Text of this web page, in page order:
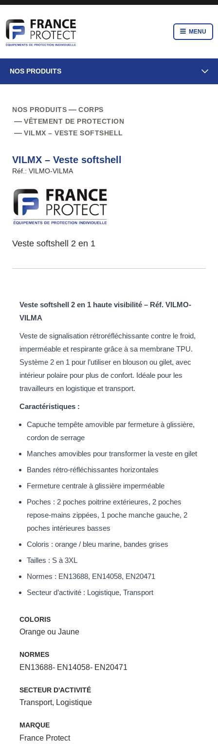
MENU
NOS PRODUITS
NOS PRODUITS
CORPS
VÊTEMENT DE PROTECTION
VILMX – VESTE SOFTSHELL
VILMX – Veste softshell
Réf.: VILMO-VILMA
Veste softshell 2 en 1
Veste softshell 2 en 1 haute visibilité – Réf. VILMO-
VILMA
Veste de signalisation rétroréfléchissante contre le froid,
imperméable et respirante grâce à sa membrane TPU.
Système 2 en 1 pour l’utiliser en blouson ou gilet, avec
intérieur polaire pour plus de confort. Idéale pour les
travailleurs en logistique et transport.
Caractéristiques :
Capuche tempête amovible par fermeture à glissière,
cordon de serrage
Manches amovibles pour transformer la veste en gilet
Bandes rétro-réfléchissantes horizontales
Fermeture centrale à glissière imperméable
Poches : 2 poches poitrine extérieures, 2 poches
repose-mains zippées, 1 poche manche gauche, 2
poches intérieures basses
Coloris : orange / bleu marine, bandes grises
Tailles : S à 3XL
Normes : EN13688, EN14058, EN20471
Secteur d’activité : Logistique, Transport
COLORIS
Orange ou Jaune
NORMES
EN13688- EN14058- EN20471
SECTEUR D'ACTIVITÉ
Transport, Logistique
MARQUE
France Protect